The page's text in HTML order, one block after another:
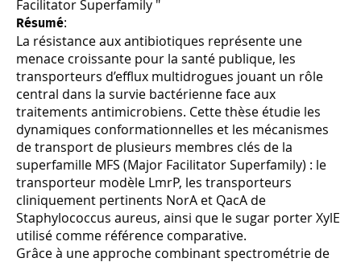
Facilitator Superfamily "
Résumé:
La résistance aux antibiotiques représente une
menace croissante pour la santé publique, les
transporteurs d’efflux multidrogues jouant un rôle
central dans la survie bactérienne face aux
traitements antimicrobiens. Cette thèse étudie les
dynamiques conformationnelles et les mécanismes
de transport de plusieurs membres clés de la
superfamille MFS (Major Facilitator Superfamily) : le
transporteur modèle LmrP, les transporteurs
cliniquement pertinents NorA et QacA de
Staphylococcus aureus, ainsi que le sugar porter XylE
utilisé comme référence comparative.
Grâce à une approche combinant spectrométrie de